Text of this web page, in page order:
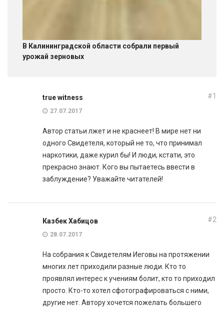
В Калининградской области собрали первый
урожай зерновых
true witness #1
27.07.2017
Автор статьи лжет и не краснеет! В мире нет ни
одного Свидетеля, который не то, что принимал
наркотики, даже курил бы! И люди, кстати, это
прекрасно знают. Кого вы пытаетесь ввести в
заблуждение? Уважайте читателей!
Казбек Хабицов #2
28.07.2017
На собрания к Свидетелям Иеговы на протяжении
многих лет приходили разные люди. Кто то
проявлял интерес к учениям болит, кто то приходил
просто. Кто-то хотел сфотографироваться с ними,
другие нет. Автору хочется пожелать большего